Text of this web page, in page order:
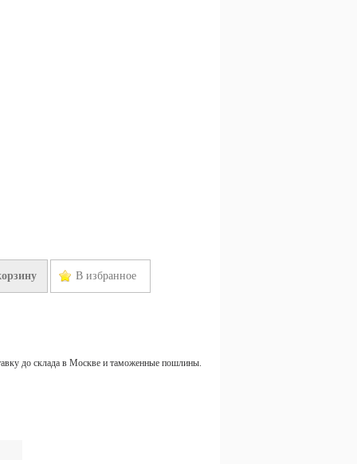
В избранное
до склада в Москве и таможенные пошлины.